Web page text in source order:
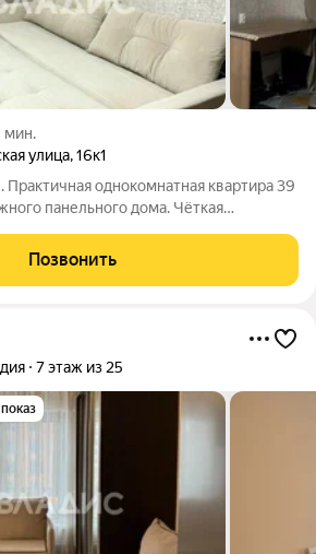
мин.
улица,16к1
Практичная однокомнатная квартира 39
панельного дома. Чёткая
в черте города. Жилая площадь 20
Позвонить
7 этаж из 25